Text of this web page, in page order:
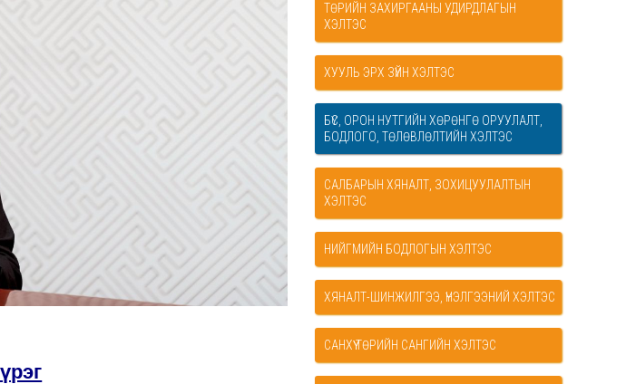
ТӨРИЙН ЗАХИРГААНЫ УДИРДЛАГЫН
ХЭЛТЭС
ХУУЛЬ ЭРХ ЗҮЙН ХЭЛТЭС
БҮС, ОРОН НУТГИЙН ХӨРӨНГӨ ОРУУЛАЛТ,
БОДЛОГО, ТӨЛӨВЛӨЛТИЙН ХЭЛТЭС
САЛБАРЫН ХЯНАЛТ, ЗОХИЦУУЛАЛТЫН
ХЭЛТЭС
НИЙГМИЙН БОДЛОГЫН ХЭЛТЭС
ХЯНАЛТ-ШИНЖИЛГЭЭ, ҮНЭЛГЭЭНИЙ ХЭЛТЭС
САНХҮҮ ТӨРИЙН САНГИЙН ХЭЛТЭС